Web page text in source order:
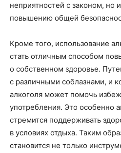
неприятностей с законом, но
повышению общей
Кроме того, использование
стать отличным способом
о собственном здоровье.
с различными соблазнами, и
алкоголя может помочь
употребления. Это особенно
стремится поддерживать
в условиях отдыха. Таким
становится не только